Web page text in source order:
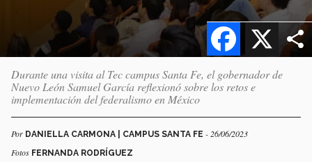
X
Facebook
Durante una visita al Tec campus Santa Fe, el gobernador de
Nuevo León Samuel García reflexionó sobre los retos e
implementación del federalismo en México
Por DANIELLA CARMONA | CAMPUS SANTA FE - 26/06/2023
Fotos FERNANDA RODRÍGUEZ